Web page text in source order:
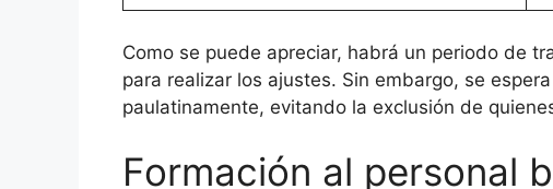
Como se puede apreciar, habrá un periodo de
para realizar los ajustes. Sin embargo, se
paulatinamente, evitando la exclusión de
Formación al personal